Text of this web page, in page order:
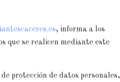
, informa a los
que se realicen mediante este
protección de datos personales,